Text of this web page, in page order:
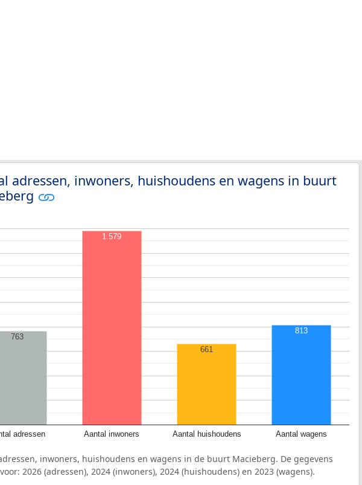
adressen, inwoners, huishoudens en wagens in buurt
adressen Aantal inwoners Aantal huishoudens Aantal wagens
763
1.579
661
813
inwoners, huishoudens en wagens in de buurt Macieberg. De gegevens
2026 (adressen), 2024 (inwoners), 2024 (huishoudens) en 2023 (wagens).